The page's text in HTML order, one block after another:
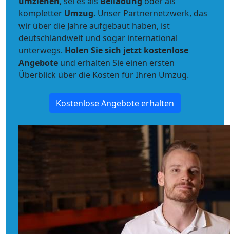
kompletter Umzug. Unser Partnernetzwerk, das
wir über die Jahre aufgebaut haben, ist
deutschlandweit und sogar international
unterwegs. Holen Sie sich jetzt kostenlose
Angebote und erhalten Sie einen ersten
Überblick über die Kosten für Ihren Umzug.
Kostenlose Angebote erhalten